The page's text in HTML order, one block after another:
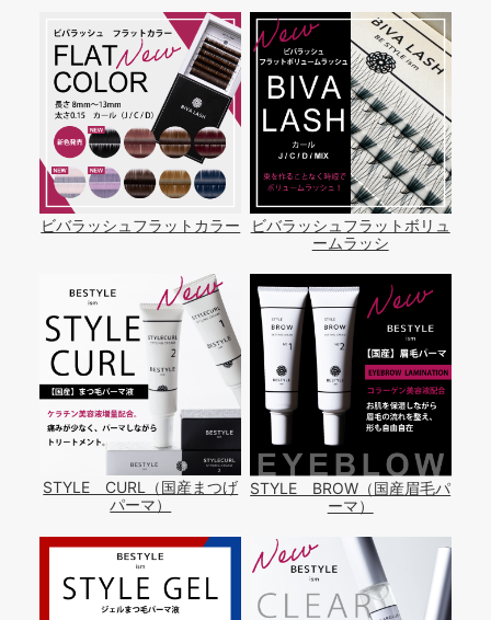
ビバラッシュフラットカラー
ビバラッシュフラットボリュ
ームラッシ
STYLE CURL（国産まつげ
パーマ）
STYLE BROW（国産眉毛パ
ーマ）